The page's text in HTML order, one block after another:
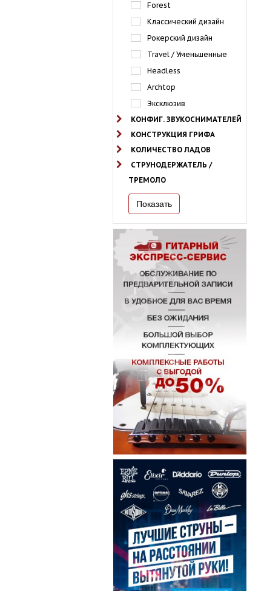
Forest
Классический дизайн
Рокерский дизайн
Travel / Уменьшенные
Headless
Archtop
Эксклюзив
КОНФИГ. ЗВУКОСНИМАТЕЛЕЙ
КОНСТРУКЦИЯ ГРИФА
КОЛИЧЕСТВО ЛАДОВ
СТРУНОДЕРЖАТЕЛЬ /
ТРЕМОЛО